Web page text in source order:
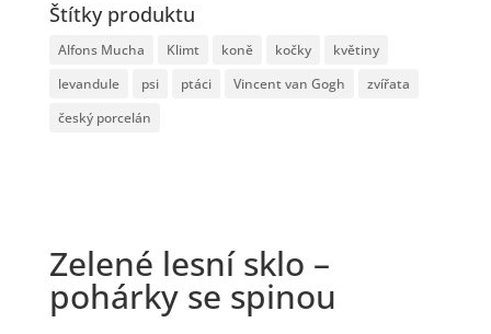
Štítky produktu
Alfons Mucha Klimt koně kočky
květiny
levandule
psi ptáci Vincent van Gogh
zvířata
český porcelán
Zelené lesní sklo –
pohárky se spinou